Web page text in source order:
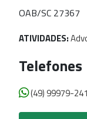
OAB/SC 27367
ATIVIDADES:
Telefones
(49) 99979-